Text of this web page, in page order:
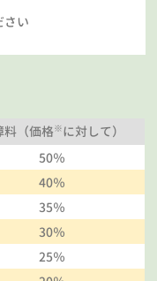
さい
料（価格※に対して）
50％
40％
35％
30％
25％